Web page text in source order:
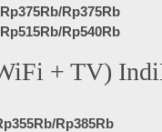
Rp375Rb
Rp540Rb
+ TV)
Rp385Rb